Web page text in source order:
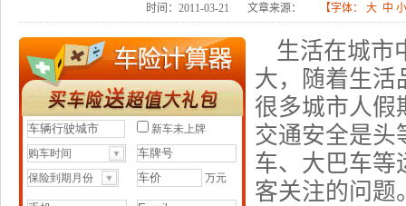
时间：2011-03-21 文章来源： 【字体： 大 中 小
生活在城市
大，随着生活
很多城市人假
交通安全是头
车、大巴车等
客关注的问题